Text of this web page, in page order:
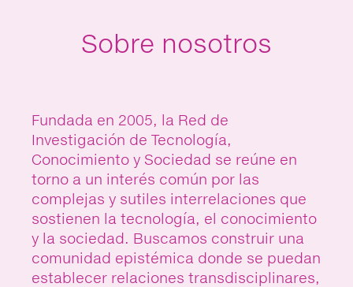
Sobre nosotros
Fundada en 2005, la Red de
Investigación de Tecnología,
Conocimiento y Sociedad se reúne en
torno a un interés común por las
complejas y sutiles interrelaciones que
sostienen la tecnología, el conocimiento
y la sociedad. Buscamos construir una
comunidad epistémica donde se puedan
establecer relaciones transdisciplinares,